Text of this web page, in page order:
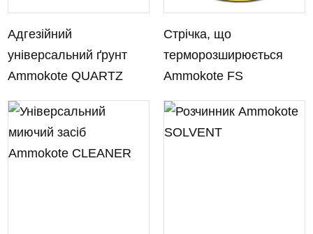
Адгезійний
універсальний ґрунт
Ammokote QUARTZ
Стрічка, що
терморозширюється
Ammokote FS